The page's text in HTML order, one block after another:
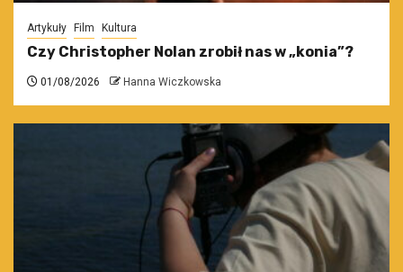
Artykuły Film Kultura
Czy Christopher Nolan zrobił nas w „konia”?
01/08/2026 Hanna Wiczkowska